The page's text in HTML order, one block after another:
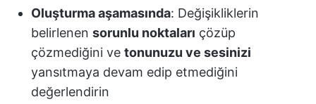
Oluşturma aşamasında: Değişikliklerin
belirlenen sorunlu noktaları çözüp
çözmediğini ve tonunuzu ve sesinizi
yansıtmaya devam edip etmediğini
değerlendirin